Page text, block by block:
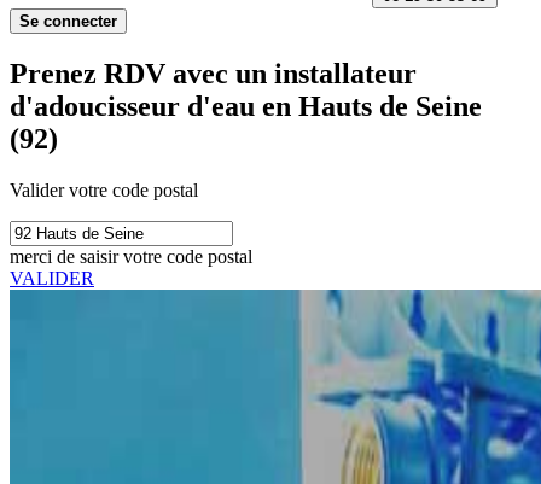
Se connecter
Prenez RDV avec un installateur
d'adoucisseur d'eau en Hauts de Seine
(92)
Valider votre code postal
merci de saisir votre code postal
VALIDER